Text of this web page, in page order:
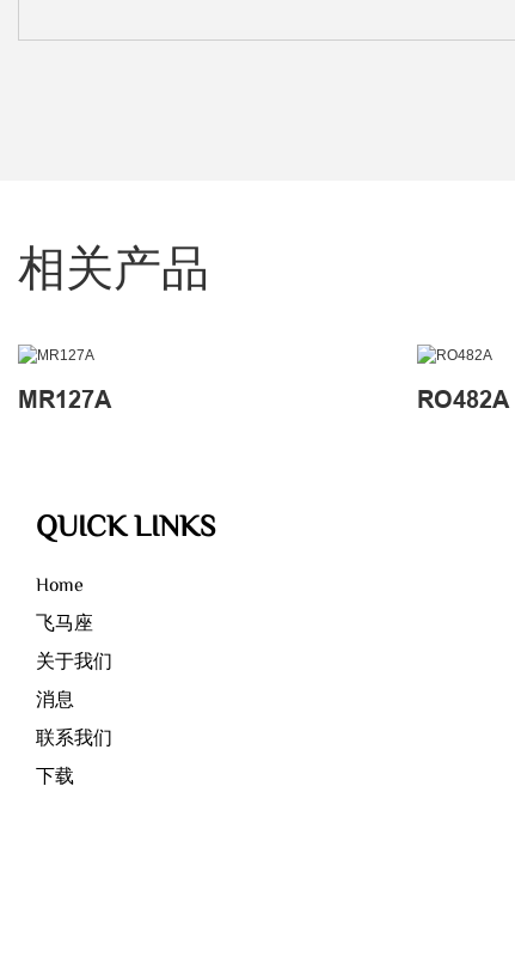
相关产品
MR127A RO482A
QUICK LINKS
Home
飞马座
关于我们
消息
联系我们
下载